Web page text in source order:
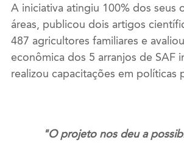
A iniciativa atingiu 100% dos seus
áreas, publicou dois artigos
487 agricultores familiares e
econômica dos 5 arranjos de SAF
realizou capacitações em políticas
"O projeto nos deu a